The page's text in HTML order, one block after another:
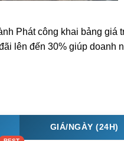
Phát công khai bảng giá
lên đến 30% giúp doanh
GIÁ/NGÀY (24H)